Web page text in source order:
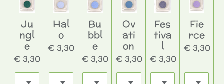
Ju
ngl
e
€ 3,30
Hal
o
€ 3,30
Bu
bbl
e
€ 3,30
Ov
ati
on
€ 3,30
Fes
tiva
l
€ 3,30
Fie
rce
€ 3,30